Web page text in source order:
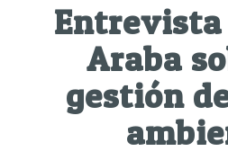
Entrevista
Araba
gestión